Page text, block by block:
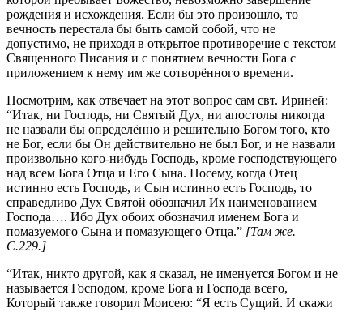
рождения и исхождения. Если бы это произошло, то
вечность перестала бы быть самой собой, что не
допустимо, не приходя в открытое противоречие с текстом
Священного Писания и с понятием вечности Бога с
приложением к нему им же сотворённого времени.
Посмотрим, как отвечает на этот вопрос сам свт. Ириней:
“Итак, ни Господь, ни Святый Дух, ни апостолы никогда
не назвали бы определённо и решительно Богом того, кто
не Бог, если бы Он действительно не был Бог, и не назвали
произвольно кого-нибудь Господь, кроме господствующего
над всем Бога Отца и Его Сына. Посему, когда Отец
истинно есть Господь, и Сын истинно есть Господь, то
справедливо Дух Святой обозначил Их наименованием
Господа…. Ибо Дух обоих обозначил именем Бога и
помазуемого Сына и помазующего Отца.” [Там же. –
С.229.]
“Итак, никто другой, как я сказал, не именуется Богом и не
называется Господом, кроме Бога и Господа всего,
Который также говорил Моисею: “Я есть Сущий. И скажи